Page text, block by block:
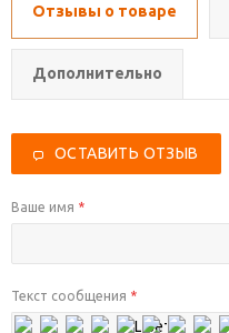
Отзывы о товаре
Дополнительно
ОСТАВИТЬ ОТЗЫВ
Ваше имя *
Текст сообщения *